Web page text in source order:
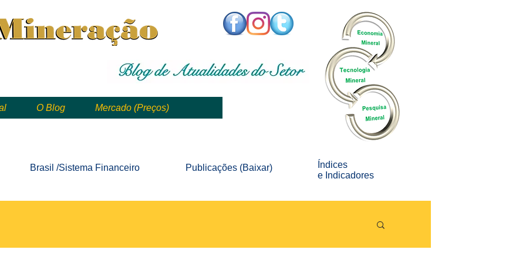
O Blog Mercado (Preços)
Brasil /Sistema Financeiro Publicações (Baixar)
Índices
e Indicadores